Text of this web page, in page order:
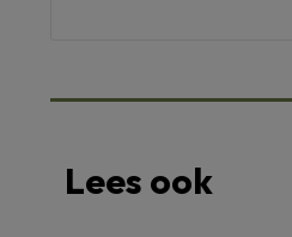
Lees ook